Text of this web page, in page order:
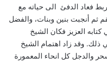
فعاد الدفئ الى حياته مع
ثم أنجبت بنين وبنات، والفضل
العزيز فكان الشيخ
وقد زاد اهتمام الشيخ
والدجل كل انحاء المعمورة